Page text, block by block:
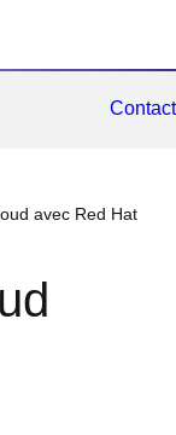
Contact
avec Red Hat